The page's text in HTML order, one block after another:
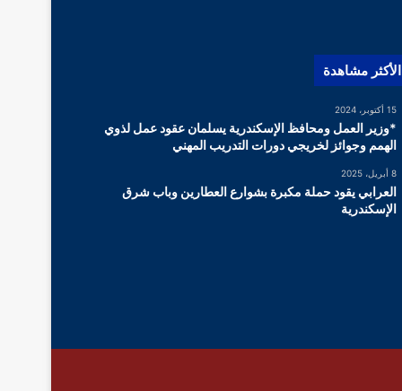
الأكثر مشاهدة
15 أكتوبر، 2024
*وزير العمل ومحافظ الإسكندرية يسلمان عقود عمل لذوي
الهمم وجوائز لخريجي دورات التدريب المهني
8 أبريل، 2025
العرابي يقود حملة مكبرة بشوارع العطارين وباب شرق
الإسكندرية